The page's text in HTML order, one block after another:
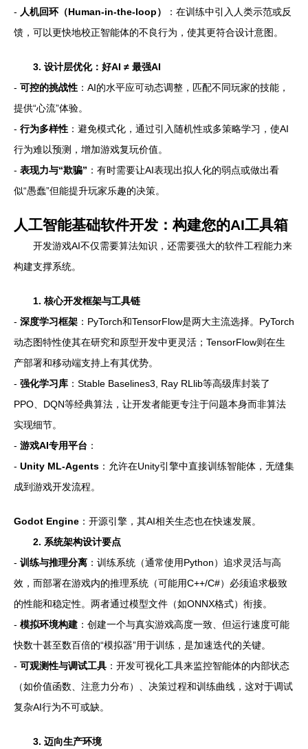
- 人机回环（Human-in-the-loop）
：在训练中引入人类示范或反
馈，可以更快地校正智能体的不良行为，使其更符合设计意图。
3. 设计层优化：好AI ≠ 最强AI
- 可控的挑战性 ：AI的水平应可动态调整，匹配不同玩家的技能，
提供“心流”体验。
- 行为多样性 ：避免模式化，通过引入随机性或多策略学习，使AI
行为难以预测，增加游戏复玩价值。
- 表现力与“欺骗” ：有时需要让AI表现出拟人化的弱点或做出看
似“愚蠢”但能提升玩家乐趣的决策。
人工智能基础软件开发：构建您的AI工具箱
开发游戏AI不仅需要算法知识，还需要强大的软件工程能力来
构建支撑系统。
1. 核心开发框架与工具链
- 深度学习框架 ：PyTorch和TensorFlow是两大主流选择。PyTorch
动态图特性使其在研究和原型开发中更灵活；TensorFlow则在生
产部署和移动端支持上有其优势。
- 强化学习库 ：Stable Baselines3, Ray RLlib等高级库封装了
PPO、DQN等经典算法，让开发者能更专注于问题本身而非算法
实现细节。
- 游戏AI专用平台 ：
- Unity ML-Agents ：允许在Unity引擎中直接训练智能体，无缝集
成到游戏开发流程。
Godot Engine ：开源引擎，其AI相关生态也在快速发展。
2. 系统架构设计要点
- 训练与推理分离 ：训练系统（通常使用Python）追求灵活与高
效，而部署在游戏内的推理系统（可能用C++/C#）必须追求极致
的性能和稳定性。两者通过模型文件（如ONNX格式）衔接。
- 模拟环境构建 ：创建一个与真实游戏高度一致、但运行速度可能
快数十甚至数百倍的“模拟器”用于训练，是加速迭代的关键。
- 可观测性与调试工具 ：开发可视化工具来监控智能体的内部状态
（如价值函数、注意力分布）、决策过程和训练曲线，这对于调试
复杂AI行为不可或缺。
3. 迈向生产环境